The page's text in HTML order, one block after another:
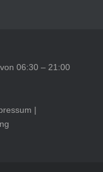
06:30 – 21:00
|